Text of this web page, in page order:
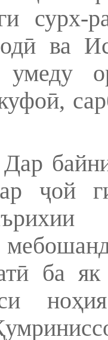
сурх-
ва
умеду
байни
ҷой
ба